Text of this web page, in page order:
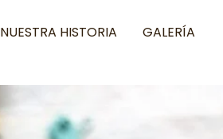
NUESTRA HISTORIA GALERÍA